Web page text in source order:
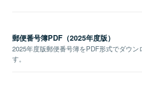
郵便番号簿PDF（2025年度版）
2025年度版郵便番号簿をPDF形式でダウン
す。